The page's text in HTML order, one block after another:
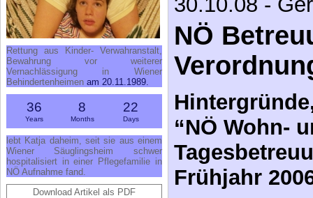
Rettung aus Kinder- Verwahranstalt,
Bewahrung vor weiterer
Vernachlässigung in Wiener
Behindertenheimen am 20.11.1989.
36
Years
8
Months
22
Days
lebt Katja daheim, seit sie aus einem
Wiener Säuglingsheim schwer
hospitalisiert in einer Pflegefamilie in
NÖ Aufnahme fand.
Download Artikel als PDF
NÖ
“NÖ Wohn-
Frühjahr